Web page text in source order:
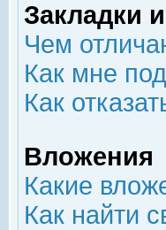
Закладки
Чем
Как мне
Как
Вложения
Какие
Как найти